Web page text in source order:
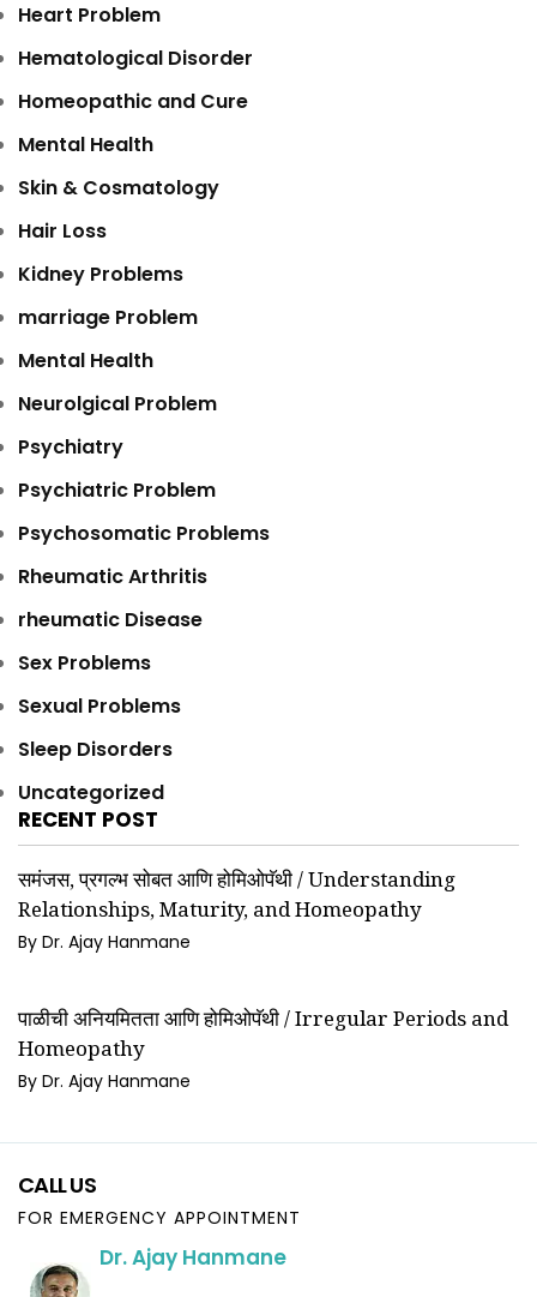
Heart Problem
Hematological Disorder
Homeopathic and Cure
Mental Health
Skin & Cosmatology
Hair Loss
Kidney Problems
marriage Problem
Mental Health
Neurolgical Problem
Psychiatry
Psychiatric Problem
Psychosomatic Problems
Rheumatic Arthritis
rheumatic Disease
Sex Problems
Sexual Problems
Sleep Disorders
Uncategorized
RECENT POST
समंजस, प्रगल्भ सोबत आणि होमिओपॅथी / Understanding
Relationships, Maturity, and Homeopathy
By Dr. Ajay Hanmane
पाळीची अनियमितता आणि होमिओपॅथी / Irregular Periods and
Homeopathy
By Dr. Ajay Hanmane
CALL US
FOR EMERGENCY APPOINTMENT
Dr. Ajay Hanmane